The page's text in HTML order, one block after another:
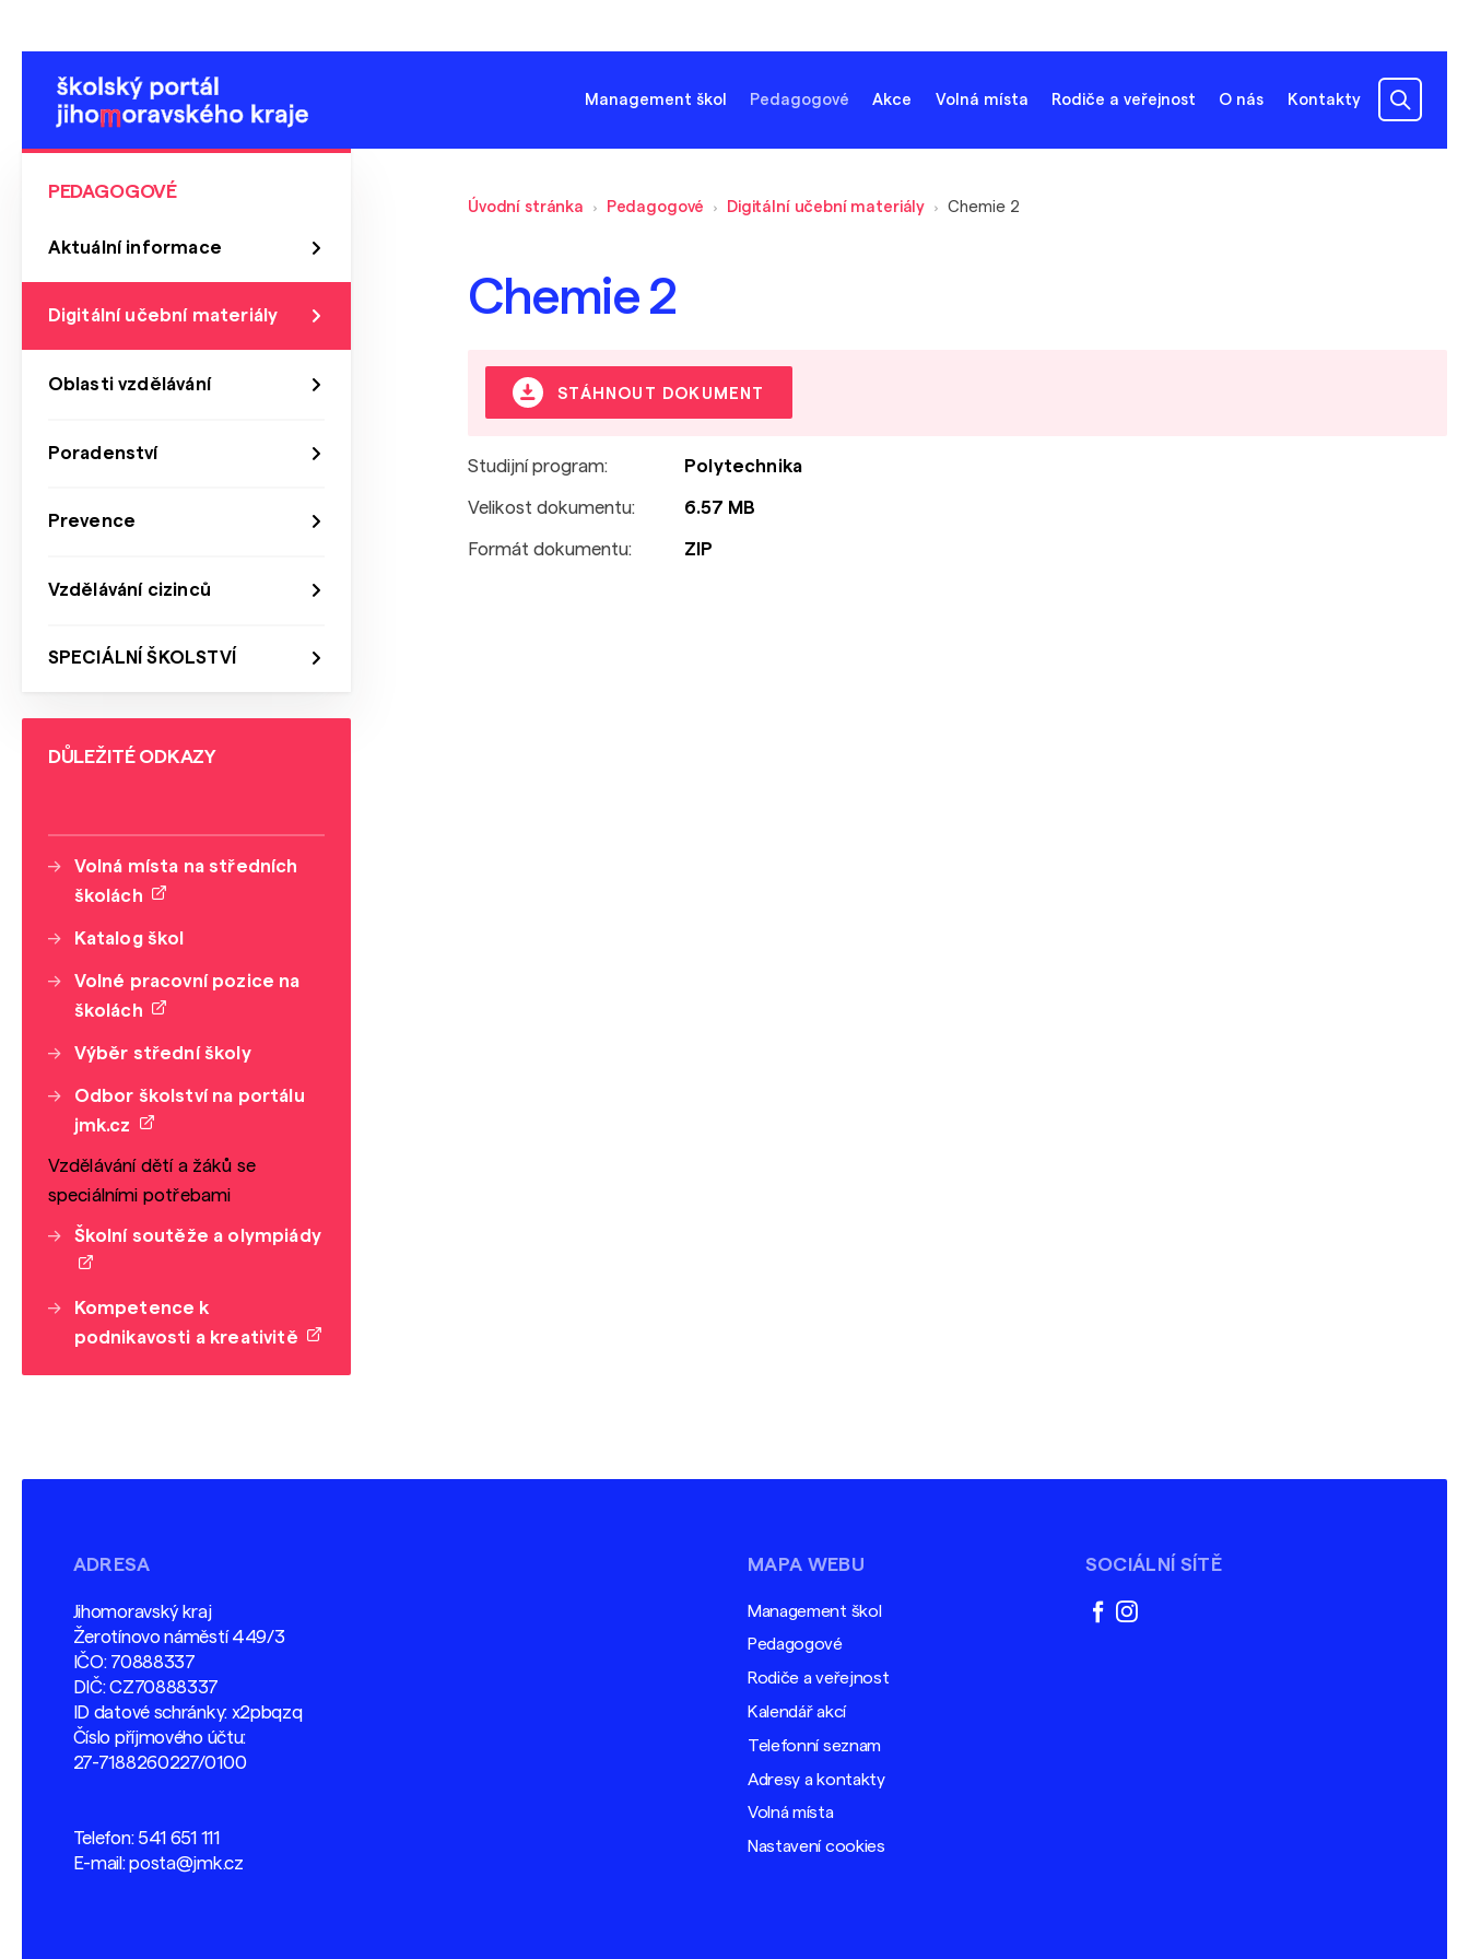
Management škol Pedagogové Akce Volná místa Rodiče a veřejnost O nás Kontakty
Úvodní stránka Pedagogové Digitální učební materiály Chemie 2
Chemie 2
STÁHNOUT DOKUMENT
Studijní program: Polytechnika
Velikost dokumentu: 6.57 MB
Formát dokumentu: ZIP
PEDAGOGOVÉ
Aktuální informace
Digitální učební materiály
Oblasti vzdělávání
Poradenství
Prevence
Vzdělávání cizinců
SPECIÁLNÍ ŠKOLSTVÍ
DŮLEŽITÉ ODKAZY
Volná místa na středních
školách
Katalog škol
Volné pracovní pozice na
školách
Výběr střední školy
Odbor školství na portálu
jmk.cz
Vzdělávání dětí a žáků se
speciálními potřebami
Školní soutěže a olympiády
Kompetence k
podnikavosti a kreativitě
ADRESA
Jihomoravský kraj
Žerotínovo náměstí 449/3
IČO: 70888337
DIČ: CZ70888337
ID datové schránky: x2pbqzq
Číslo příjmového účtu:
27-7188260227/0100
Telefon: 541 651 111
E-mail:posta@jmk.cz
MAPA WEBU
Management škol
Pedagogové
Rodiče a veřejnost
Kalendář akcí
Telefonní seznam
Adresy a kontakty
Volná místa
Nastavení cookies
SOCIÁLNÍ SÍTĚ
facebook
instagram